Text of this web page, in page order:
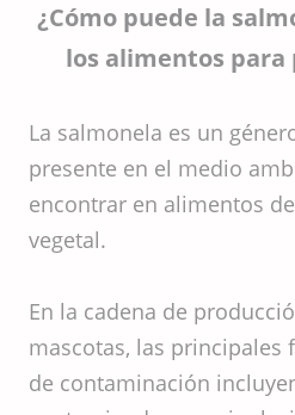
¿Cómo puede la
los alimentos para
La salmonela es un
presente en el medio
encontrar en alimentos
vegetal.
En la cadena de
mascotas, las principales
de contaminación